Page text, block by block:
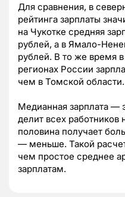
Для сравнения, в
рейтинга зарплаты
на Чукотке средняя
рублей, а в Ямало-
рублей. В то же время
регионах России
чем в Томской области.
Медианная зарплата —
делит всех работников
половина получает
— меньше. Такой
чем простое среднее
зарплатам.